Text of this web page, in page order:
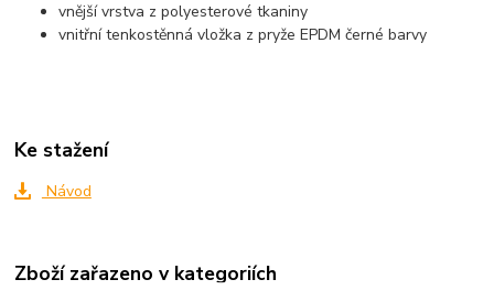
vnější vrstva z polyesterové tkaniny
vnitřní tenkostěnná vložka z pryže EPDM černé barvy
Ke stažení
Návod
Zboží zařazeno v kategoriích